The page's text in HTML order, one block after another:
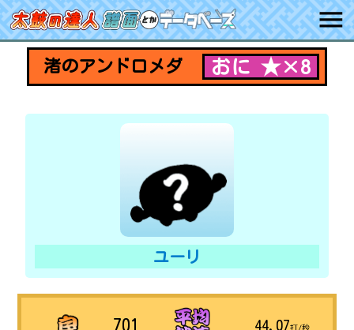
渚のアンドロメダ おに ★×8
ユーリ
701 44.07打/秒